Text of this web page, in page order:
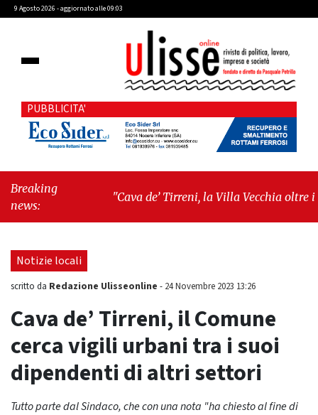
9 Agosto 2026 - aggiornato alle 09:03
PUBBLICITA'
Breaking
news:
"Cava de’ Tirreni, la Villa Vecchia oltre i
seduta consiliare: “Serve chiarezza!”"
Notizie locali
scritto da Redazione Ulisseonline - 24 Novembre 2023 13:26
Cava de’ Tirreni, il Comune
cerca vigili urbani tra i suoi
dipendenti di altri settori
Tutto parte dal Sindaco, che con una nota "ha chiesto al fine di